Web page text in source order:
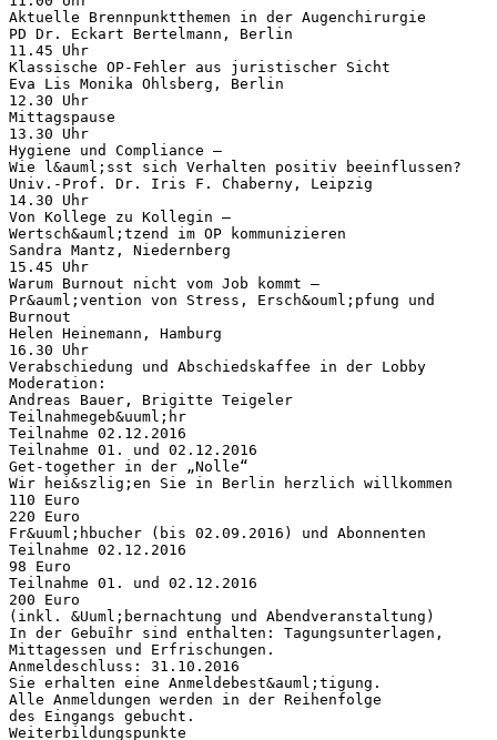
Aktuelle Brennpunktthemen in der Augenchirurgie
PD Dr. Eckart Bertelmann, Berlin
11.45 Uhr
Klassische OP-Fehler aus juristischer Sicht
Eva Lis Monika Ohlsberg, Berlin
12.30 Uhr
Mittagspause
13.30 Uhr
Hygiene und Compliance –
Wie l&auml;sst sich Verhalten positiv beeinflussen?
Univ.-Prof. Dr. Iris F. Chaberny, Leipzig
14.30 Uhr
Von Kollege zu Kollegin –
Wertsch&auml;tzend im OP kommunizieren
Sandra Mantz, Niedernberg
15.45 Uhr
Warum Burnout nicht vom Job kommt –
Pr&auml;vention von Stress, Ersch&ouml;pfung und
Burnout
Helen Heinemann, Hamburg
16.30 Uhr
Verabschiedung und Abschiedskaffee in der Lobby
Moderation:
Andreas Bauer, Brigitte Teigeler
Teilnahmegeb&uuml;hr
Teilnahme 02.12.2016
Teilnahme 01. und 02.12.2016
Get-together in der „Nolle“
Wir hei&szlig;en Sie in Berlin herzlich willkommen
110 Euro
220 Euro
Fr&uuml;hbucher (bis 02.09.2016) und Abonnenten
Teilnahme 02.12.2016
98 Euro
Teilnahme 01. und 02.12.2016
200 Euro
(inkl. &Uuml;bernachtung und Abendveranstaltung)
In der Gebuȋhr sind enthalten: Tagungsunterlagen,
Mittagessen und Erfrischungen.
Anmeldeschluss: 31.10.2016
Sie erhalten eine Anmeldebest&auml;tigung.
Alle Anmeldungen werden in der Reihenfolge
des Eingangs gebucht.
Weiterbildungspunkte